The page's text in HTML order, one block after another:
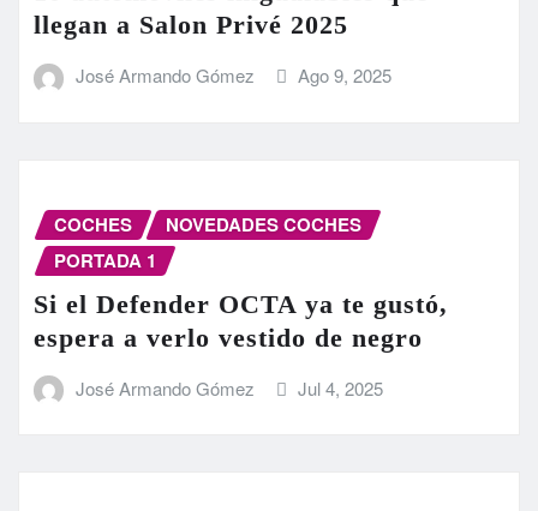
llegan a Salon Privé 2025
José Armando Gómez Ago 9, 2025
COCHES
NOVEDADES COCHES
PORTADA 1
Si el Defender OCTA ya te gustó,
espera a verlo vestido de negro
José Armando Gómez Jul 4, 2025